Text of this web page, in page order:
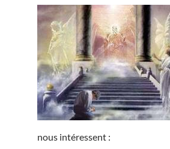
nous intéressent :